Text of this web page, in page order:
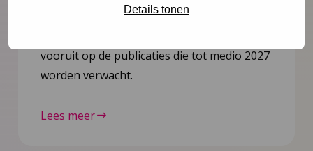
Details tonen
zes JGZ-richtlijnen verschenen. In dit bericht
vooruit op de publicaties die tot medio 2027
worden verwacht.
Lees meer